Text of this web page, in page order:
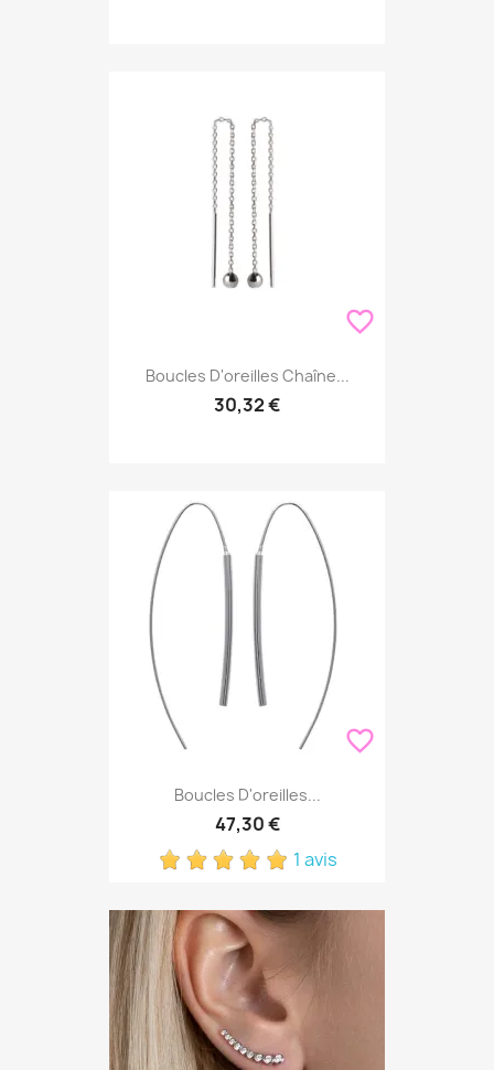
favorite_border
Boucles D'oreilles Chaîne...
30,32 €
favorite_border
Boucles D'oreilles...
47,30 €
1 avis